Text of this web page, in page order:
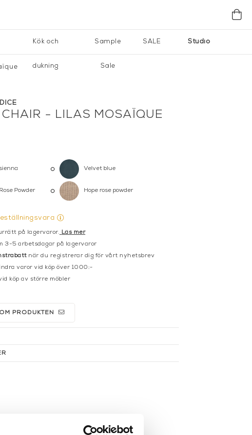
Studio
Kök och
dukning
Sample
Sale
SALE
CHAIR - LILAS MOSAÏQUE
Velvet blue
Powder Hope rose powder
på lagervaror. Läs mer
3-5 arbetsdagar på lagervaror
när du registrerar dig för vårt nyhetsbrev
varor vid köp över 1000:-
köp av större möbler
PRODUKTEN